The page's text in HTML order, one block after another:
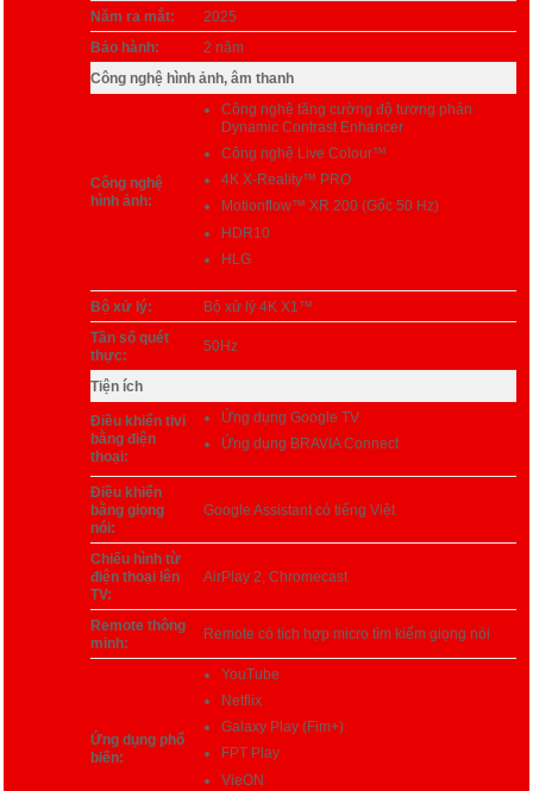
Năm ra mắt:
2025
Bảo hành:
2 năm
Công nghệ hình ảnh, âm thanh
Công nghệ
hình ảnh:
Công nghệ tăng cường độ tương phản
Dynamic Contrast Enhancer
Công nghệ Live Colour™
4K X-Reality™ PRO
Motionflow™ XR 200 (Gốc 50 Hz)
HDR10
HLG
Bộ xử lý:
Bộ xử lý 4K X1™
Tần số quét
thực:
50Hz
Tiện ích
Điều khiển tivi
bằng điện
thoại:
Ứng dụng Google TV
Ứng dụng BRAVIA Connect
Điều khiển
bằng giọng
nói:
Google Assistant có tiếng Việt
Chiếu hình từ
điện thoại lên
TV:
AirPlay 2, Chromecast
Remote thông
minh:
Remote có tích hợp micro tìm kiếm giọng nói
Ứng dụng phổ
biến:
YouTube
Netflix
Galaxy Play (Fim+)
FPT Play
VieON